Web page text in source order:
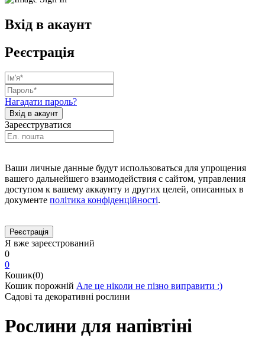
Вхід в акаунт
Реєстрація
Нагадати пароль?
Зареєструватися
Ваши личные данные будут использоваться для упрощения
вашего дальнейшего взаимодействия с сайтом, управления
доступом к вашему аккаунту и других целей, описанных в
документе політика конфіденційності.
Я вже зареєстрований
0
0
Кошик(0)
Кошик порожній Але це ніколи не пізно виправити :)
Садові та декоративні рослини
Рослини для напівтіні